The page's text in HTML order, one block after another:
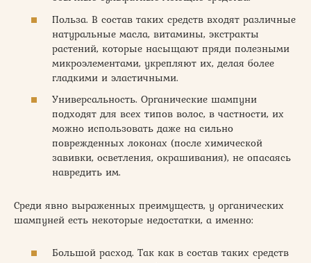
Польза. В состав таких средств входят различные
натуральные масла, витамины, экстракты
растений, которые насыщают пряди полезными
микроэлементами, укрепляют их, делая более
гладкими и эластичными.
Универсальность. Органические шампуни
подходят для всех типов волос, в частности, их
можно использовать даже на сильно
поврежденных локонах (после химической
завивки, осветления, окрашивания), не опасаясь
навредить им.
Среди явно выраженных преимуществ, у органических
шампуней есть некоторые недостатки, а именно:
Большой расход. Так как в состав таких средств